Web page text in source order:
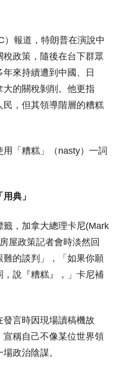
）報道，特朗普在演說中
政策，隨後在台下群眾
來持續遭到中國、日
的關稅剝削。他更指
，但其領導階層的糟糕
「糟糕」（nasty）一詞
典」
，加拿大總理卡尼(Mark
屋政策記者會時淡然回
難的談判」，「如果你願
說『糟糕』，」卡尼補
言時因現場讀稿機故
宣稱自己不像某位世界領
政治陰謀。